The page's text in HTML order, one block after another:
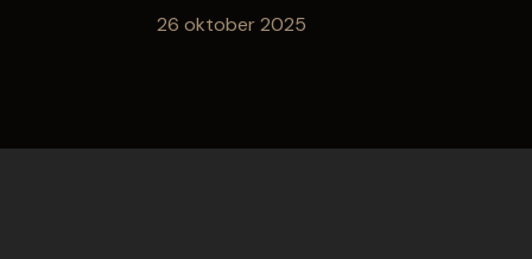
26 oktober 2025